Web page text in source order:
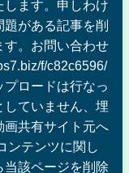
ます。申しわけ
がある記事を削
す。お問い合わせ
f/c82c6596/
ロードは行なっ
ていません、埋
画共有サイト元へ
ンテンツに関し
該ページを削除